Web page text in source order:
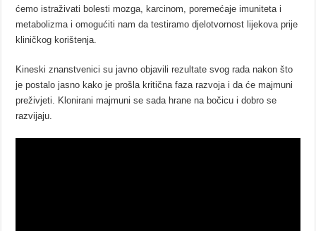
ćemo istraživati bolesti mozga, karcinom, poremećaje imuniteta i
metabolizma i omogućiti nam da testiramo djelotvornost lijekova prije
kliničkog korištenja.
Kineski znanstvenici su javno objavili rezultate svog rada nakon što
je postalo jasno kako je prošla kritična faza razvoja i da će majmuni
preživjeti. Klonirani majmuni se sada hrane na bočicu i dobro se
razvijaju.